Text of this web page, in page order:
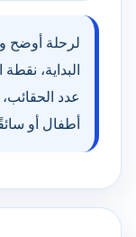
لرحلة أوضح
البداية،
عدد
أطفال أو